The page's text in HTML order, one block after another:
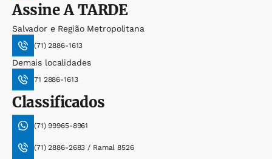
AssineA TARDE
Salvador e Região Metropolitana
(71) 2886-1613
Demais localidades
71 2886-1613
Classificados
(71) 99965-8961
(71) 2886-2683 / Ramal 8526